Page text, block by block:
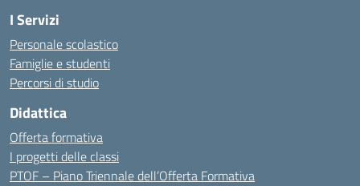
I Servizi
Personale scolastico
Famiglie e studenti
Percorsi di studio
Didattica
Offerta formativa
I progetti delle classi
PTOF – Piano Triennale dell’Offerta Formativa